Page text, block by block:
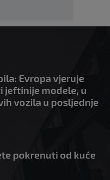
Evropa vjeruje
jeftinije modele, u
vozila u posljednje
pokrenuti od kuće